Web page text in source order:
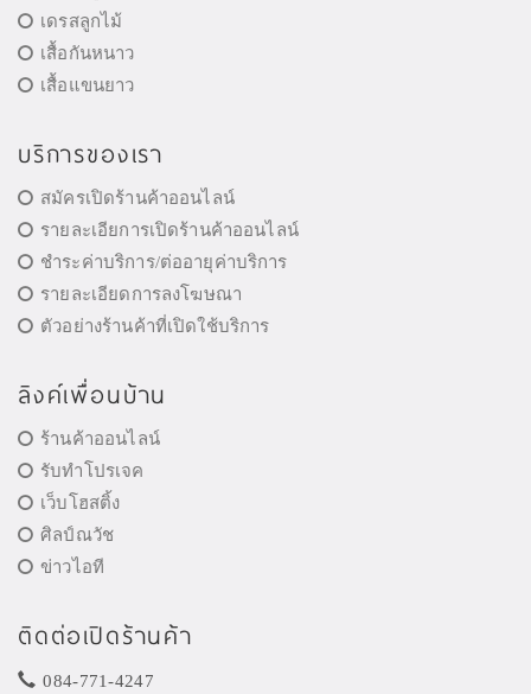
เดรสลูกไม้
เสื้อกันหนาว
เสื้อแขนยาว
บริการของเรา
สมัครเปิดร้านค้าออนไลน์
รายละเอียการเปิดร้านค้าออนไลน์
ชำระค่าบริการ/ต่ออายุค่าบริการ
รายละเอียดการลงโฆษณา
ตัวอย่างร้านค้าที่เปิดใช้บริการ
ลิงค์เพื่อนบ้าน
ร้านค้าออนไลน์
รับทำโปรเจค
เว็บโฮสติ้ง
ศิลป์ณวัช
ข่าวไอที
ติดต่อเปิดร้านค้า
084-771-4247